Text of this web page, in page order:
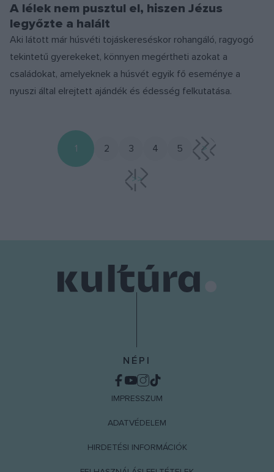
A lélek nem pusztul el, hiszen Jézus
legyőzte a halált
Aki látott már húsvéti tojáskereséskor rohangáló, ragyogó
tekintetű gyerekeket, könnyen megértheti azokat a
családokat, amelyeknek a húsvét egyik fő eseménye a
nyuszi által elrejtett ajándék és édesség felkutatása.
1 2 3 4 5 >
>>
NÉPI
IMPRESSZUM
ADATVÉDELEM
HIRDETÉSI INFORMÁCIÓK